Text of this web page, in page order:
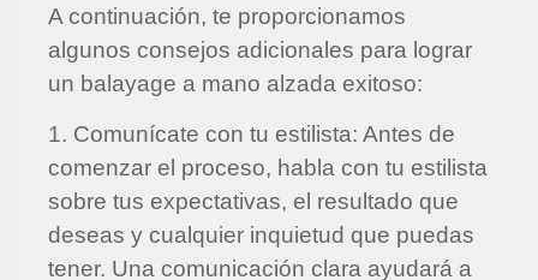
A continuación, te proporcionamos
algunos consejos adicionales para lograr
un balayage a mano alzada exitoso:
1. Comunícate con tu estilista: Antes de
comenzar el proceso, habla con tu estilista
sobre tus expectativas, el resultado que
deseas y cualquier inquietud que puedas
tener. Una comunicación clara ayudará a